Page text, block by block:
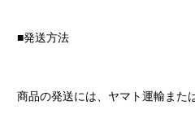
■発送方法
商品の発送には、ヤマト運輸また